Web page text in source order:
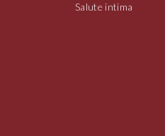
Salute intima